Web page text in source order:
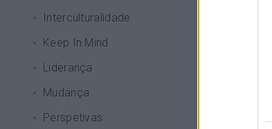
Interculturalidade
Keep In Mind
Liderança
Mudança
Perspetivas